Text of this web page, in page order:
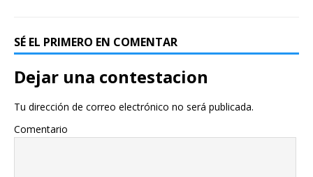
SÉ EL PRIMERO EN COMENTAR
Dejar una contestacion
Tu dirección de correo electrónico no será publicada.
Comentario